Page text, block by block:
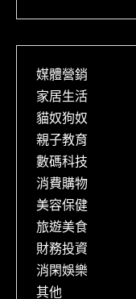
媒體營銷
家居生活
貓奴狗奴
親子教育
數碼科技
消費購物
美容保健
旅遊美食
財務投資
消閑娛樂
其他